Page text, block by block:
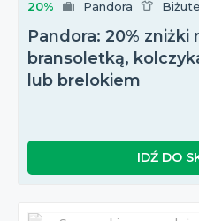
20% Pandora
Pandora: 20% zniżki
bransoletką,
lub brelokiem
IDŹ DO